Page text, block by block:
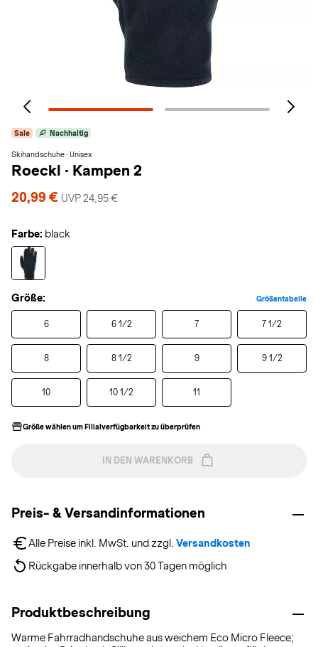
Sale Nachhaltig
Skihandschuhe · Unisex
Roeckl · Kampen 2
20,99 € UVP 24,95 €
Farbe: black
Größe: Größentabelle
6 6 1/2 7 7 1/2
8 8 1/2 9 9 1/2
10 10 1/2 11
Größe wählen um Filialverfügbarkeit zu überprüfen
IN DEN WARENKORB
Preis- & Versandinformationen
Alle Preise inkl. MwSt. und zzgl. Versandkosten
Rückgabe innerhalb von 30 Tagen möglich
Produktbeschreibung
Warme Fahrradhandschuhe aus weichem Eco Micro Fleece;